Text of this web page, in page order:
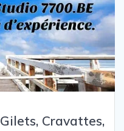
Cravattes,